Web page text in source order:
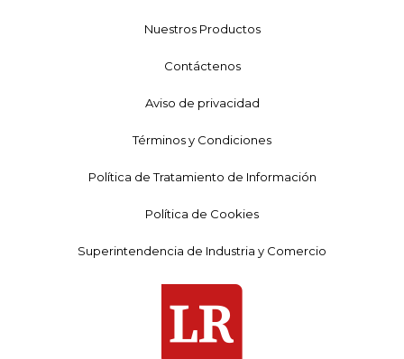
Nuestros Productos
Contáctenos
Aviso de privacidad
Términos y Condiciones
Política de Tratamiento de Información
Política de Cookies
Superintendencia de Industria y Comercio